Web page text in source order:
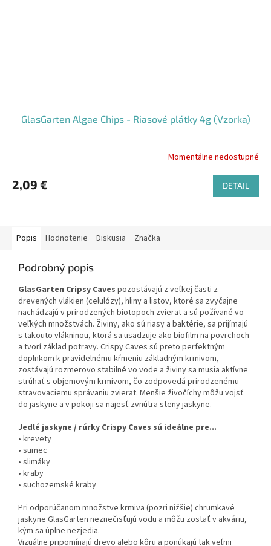
GlasGarten Algae Chips - Riasové plátky 4g (Vzorka)
produktu
je
hviezdičiek.
Momentálne nedostupné
2,09 € DETAIL
Popis Hodnotenie Diskusia Značka
Podrobný popis
GlasGarten Cripsy Caves pozostávajú z veľkej časti z
drevených vlákien (celulózy), hliny a listov, ktoré sa zvyčajne
nachádzajú v prirodzených biotopoch zvierat a sú požívané vo
veľkých množstvách. Živiny, ako sú riasy a baktérie, sa prijímajú
s takouto vlákninou, ktorá sa usadzuje ako biofilm na povrchoch
a tvorí základ potravy. Crispy Caves sú preto perfektným
doplnkom k pravidelnému kŕmeniu základným krmivom,
zostávajú rozmerovo stabilné vo vode a živiny sa musia aktívne
strúhať s objemovým krmivom, čo zodpovedá prirodzenému
stravovaciemu správaniu zvierat. Menšie živočíchy môžu vojsť
do jaskyne a v pokoji sa najesť zvnútra steny jaskyne.
Jedlé jaskyne / rúrky Crispy Caves sú ideálne pre...
• krevety
• sumec
• slimáky
• kraby
• suchozemské kraby
Pri odporúčanom množstve krmiva (pozri nižšie) chrumkavé
jaskyne GlasGarten neznečisťujú vodu a môžu zostať v akváriu,
kým sa úplne nezjedia.
Vizuálne pripomínajú drevo alebo kôru a ponúkajú tak veľmi